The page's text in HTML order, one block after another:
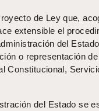
de Ley que,
extensible el
del
o representación
Constitucional,
del Estado se